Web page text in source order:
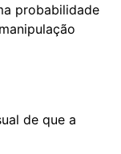
probabilidade
de que a